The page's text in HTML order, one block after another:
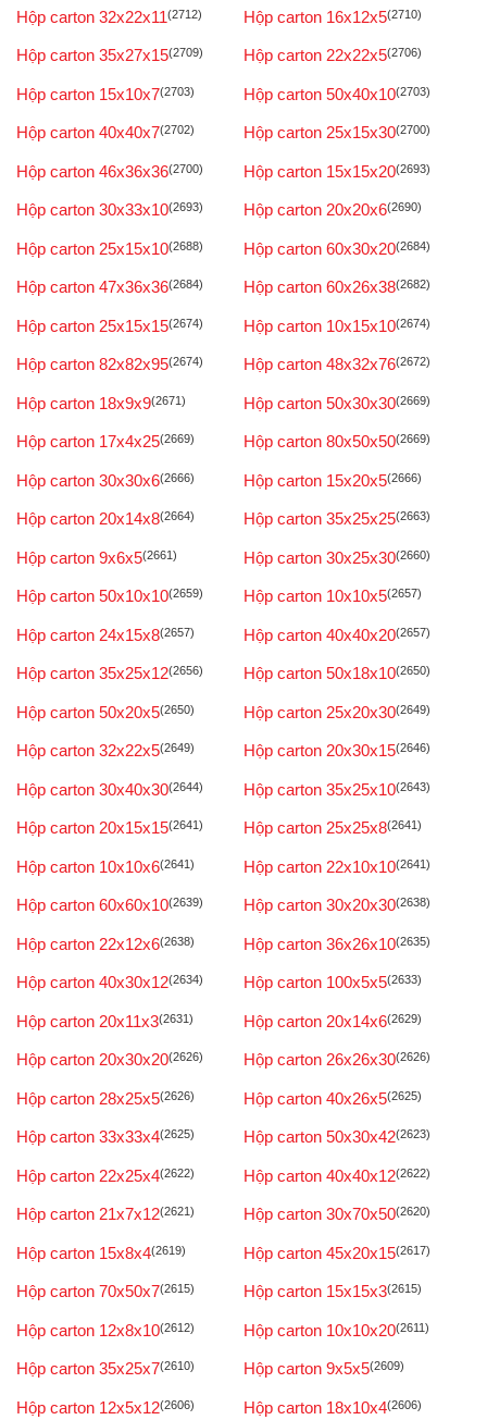
Hộp carton 32x22x11(2712) Hộp carton 16x12x5(2710)
Hộp carton 35x27x15(2709) Hộp carton 22x22x5(2706)
Hộp carton 15x10x7(2703) Hộp carton 50x40x10(2703)
Hộp carton 40x40x7(2702) Hộp carton 25x15x30(2700)
Hộp carton 46x36x36(2700) Hộp carton 15x15x20(2693)
Hộp carton 30x33x10(2693) Hộp carton 20x20x6(2690)
Hộp carton 25x15x10(2688) Hộp carton 60x30x20(2684)
Hộp carton 47x36x36(2684) Hộp carton 60x26x38(2682)
Hộp carton 25x15x15(2674) Hộp carton 10x15x10(2674)
Hộp carton 82x82x95(2674) Hộp carton 48x32x76(2672)
Hộp carton 18x9x9(2671) Hộp carton 50x30x30(2669)
Hộp carton 17x4x25(2669) Hộp carton 80x50x50(2669)
Hộp carton 30x30x6(2666) Hộp carton 15x20x5(2666)
Hộp carton 20x14x8(2664) Hộp carton 35x25x25(2663)
Hộp carton 9x6x5(2661) Hộp carton 30x25x30(2660)
Hộp carton 50x10x10(2659) Hộp carton 10x10x5(2657)
Hộp carton 24x15x8(2657) Hộp carton 40x40x20(2657)
Hộp carton 35x25x12(2656) Hộp carton 50x18x10(2650)
Hộp carton 50x20x5(2650) Hộp carton 25x20x30(2649)
Hộp carton 32x22x5(2649) Hộp carton 20x30x15(2646)
Hộp carton 30x40x30(2644) Hộp carton 35x25x10(2643)
Hộp carton 20x15x15(2641) Hộp carton 25x25x8(2641)
Hộp carton 10x10x6(2641) Hộp carton 22x10x10(2641)
Hộp carton 60x60x10(2639) Hộp carton 30x20x30(2638)
Hộp carton 22x12x6(2638) Hộp carton 36x26x10(2635)
Hộp carton 40x30x12(2634) Hộp carton 100x5x5(2633)
Hộp carton 20x11x3(2631) Hộp carton 20x14x6(2629)
Hộp carton 20x30x20(2626) Hộp carton 26x26x30(2626)
Hộp carton 28x25x5(2626) Hộp carton 40x26x5(2625)
Hộp carton 33x33x4(2625) Hộp carton 50x30x42(2623)
Hộp carton 22x25x4(2622) Hộp carton 40x40x12(2622)
Hộp carton 21x7x12(2621) Hộp carton 30x70x50(2620)
Hộp carton 15x8x4(2619) Hộp carton 45x20x15(2617)
Hộp carton 70x50x7(2615) Hộp carton 15x15x3(2615)
Hộp carton 12x8x10(2612) Hộp carton 10x10x20(2611)
Hộp carton 35x25x7(2610) Hộp carton 9x5x5(2609)
Hộp carton 12x5x12(2606) Hộp carton 18x10x4(2606)